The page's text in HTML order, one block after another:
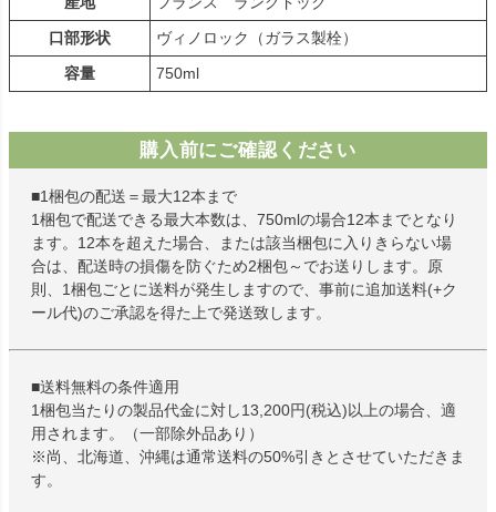
口部形状
ヴィノロック（ガラス製栓）
容量
750ml
購入前にご確認ください
■1梱包の配送＝最大12本まで
1梱包で配送できる最大本数は、750mlの場合12本までとなり
ます。12本を超えた場合、または該当梱包に入りきらない場
合は、配送時の損傷を防ぐため2梱包～でお送りします。原
則、1梱包ごとに送料が発生しますので、事前に追加送料(+ク
ール代)のご承認を得た上で発送致します。
■送料無料の条件適用
1梱包当たりの製品代金に対し13,200円(税込)以上の場合、適
用されます。（一部除外品あり）
※尚、北海道、沖縄は通常送料の50%引きとさせていただきま
す。